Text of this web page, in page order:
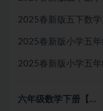
2025春新版五下数
2025春新版小学五
2025春新版小学五
六年级数学下册【…